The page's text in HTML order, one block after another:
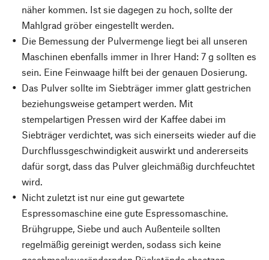
näher kommen. Ist sie dagegen zu hoch, sollte der
Mahlgrad gröber eingestellt werden.
Die Bemessung der Pulvermenge liegt bei all unseren
Maschinen ebenfalls immer in Ihrer Hand: 7 g sollten es
sein. Eine Feinwaage hilft bei der genauen Dosierung.
Das Pulver sollte im Siebträger immer glatt gestrichen
beziehungsweise getampert werden. Mit
stempelartigen Pressen wird der Kaffee dabei im
Siebträger verdichtet, was sich einerseits wieder auf die
Durchflussgeschwindigkeit auswirkt und andererseits
dafür sorgt, dass das Pulver gleichmäßig durchfeuchtet
wird.
Nicht zuletzt ist nur eine gut gewartete
Espressomaschine eine gute Espressomaschine.
Brühgruppe, Siebe und auch Außenteile sollten
regelmäßig gereinigt werden, sodass sich keine